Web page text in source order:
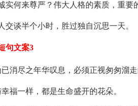
实何来尊严？伟大人格的素质，重要
交谈半个小时，胜过独自沉思一天。
文案3
消尽之年华叹息，必须正视匆匆溜走
福一样，都是生命盛开的花朵。